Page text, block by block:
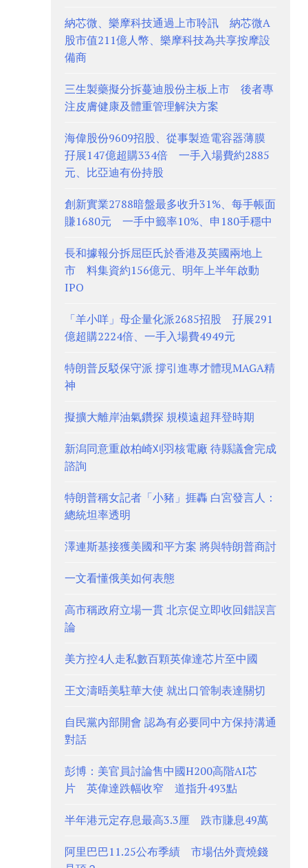
納芯微、樂摩科技通過上市聆訊 納芯微A
股市值211億人幣、樂摩科技為共享按摩設
備商
三生製藥擬分拆蔓迪股份主板上市 後者專
注皮膚健康及體重管理解決方案
海偉股份9609招股、從事製造電容器薄膜
孖展147億超購334倍 一手入場費約2885
元、比亞迪有份持股
創新實業2788暗盤最多收升31%、每手帳面
賺1680元 一手中籤率10%、申180手穩中
長和據報分拆屈臣氏於香港及英國兩地上
市 料集資約156億元、明年上半年啟動
IPO
「羊小咩」母企量化派2685招股 孖展291
億超購2224倍、一手入場費4949元
特朗普反駁保守派 撐引進專才體現MAGA精
神
擬擴大離岸油氣鑽探 規模遠超拜登時期
新潟同意重啟柏崎刈羽核電廠 待縣議會完成
諮詢
特朗普稱女記者「小豬」捱轟 白宮發言人：
總統坦率透明
澤連斯基接獲美國和平方案 將與特朗普商討
一文看懂俄美如何表態
高市稱政府立場一貫 北京促立即收回錯誤言
論
美方控4人走私數百顆英偉達芯片至中國
王文濤晤美駐華大使 就出口管制表達關切
自民黨內部開會 認為有必要同中方保持溝通
對話
彭博：美官員討論售中國H200高階AI芯
片 英偉達跌幅收窄 道指升493點
半年港元定存息最高3.3厘 跌市賺息49萬
阿里巴巴11.25公布季績 市場估外賣燒錢